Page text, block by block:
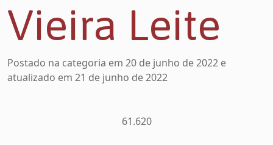
Vieira Leite
Postado na categoria em 20 de junho de 2022 e
atualizado em 21 de junho de 2022
61.620